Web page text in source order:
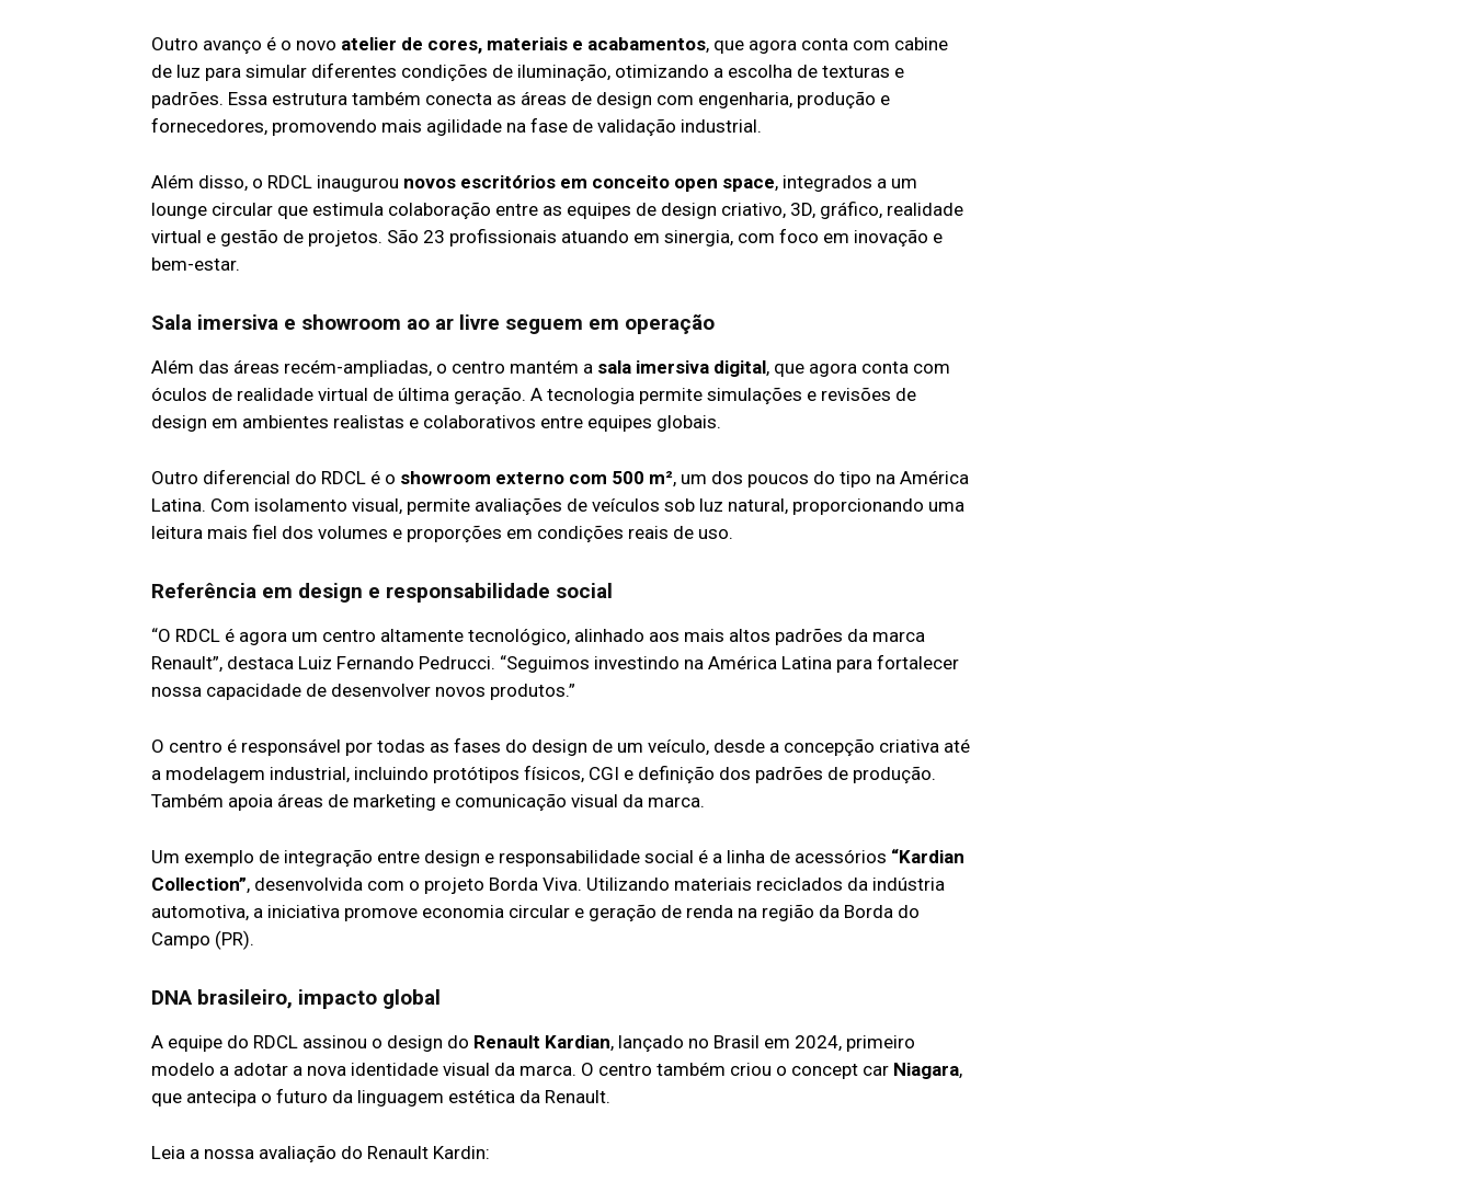
Outro avanço é o novo atelier de cores, materiais e acabamentos, que agora conta com cabine
de luz para simular diferentes condições de iluminação, otimizando a escolha de texturas e
padrões. Essa estrutura também conecta as áreas de design com engenharia, produção e
fornecedores, promovendo mais agilidade na fase de validação industrial.
Além disso, o RDCL inaugurou novos escritórios em conceito open space, integrados a um
lounge circular que estimula colaboração entre as equipes de design criativo, 3D, gráfico, realidade
virtual e gestão de projetos. São 23 profissionais atuando em sinergia, com foco em inovação e
bem-estar.
Sala imersiva e showroom ao ar livre seguem em operação
Além das áreas recém-ampliadas, o centro mantém a sala imersiva digital, que agora conta com
óculos de realidade virtual de última geração. A tecnologia permite simulações e revisões de
design em ambientes realistas e colaborativos entre equipes globais.
Outro diferencial do RDCL é o showroom externo com 500 m², um dos poucos do tipo na América
Latina. Com isolamento visual, permite avaliações de veículos sob luz natural, proporcionando uma
leitura mais fiel dos volumes e proporções em condições reais de uso.
Referência em design e responsabilidade social
“O RDCL é agora um centro altamente tecnológico, alinhado aos mais altos padrões da marca
Renault”, destaca Luiz Fernando Pedrucci. “Seguimos investindo na América Latina para fortalecer
nossa capacidade de desenvolver novos produtos.”
O centro é responsável por todas as fases do design de um veículo, desde a concepção criativa até
a modelagem industrial, incluindo protótipos físicos, CGI e definição dos padrões de produção.
Também apoia áreas de marketing e comunicação visual da marca.
Um exemplo de integração entre design e responsabilidade social é a linha de acessórios “Kardian
Collection”, desenvolvida com o projeto Borda Viva. Utilizando materiais reciclados da indústria
automotiva, a iniciativa promove economia circular e geração de renda na região da Borda do
Campo (PR).
DNA brasileiro, impacto global
A equipe do RDCL assinou o design do Renault Kardian, lançado no Brasil em 2024, primeiro
modelo a adotar a nova identidade visual da marca. O centro também criou o concept car Niagara,
que antecipa o futuro da linguagem estética da Renault.
Leia a nossa avaliação do Renault Kardin: